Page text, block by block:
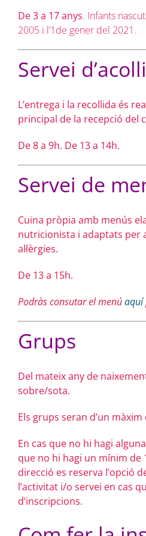
De 3 a 17 anys. Infants
2005 i l’1de gener del 2021.
Servei
L’entrega i la recollida és
principal de la recepció del
De 8 a 9h. De 13 a 14h.
Servei de
Cuina pròpia amb menús
nutricionista i adaptats per
al·lèrgies.
De 13 a 15h.
Podràs consutar el menúaquí
Grups
Del mateix any de
sobre/sota.
Els grups seran d’un
En cas que no hi hagi
que no hi hagi un mínim de
direcció es reserva l’opció
l’activitat i/o servei en cas
d’inscripcions.